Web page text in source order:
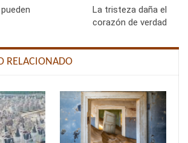
La tristeza daña el
corazón de verdad
RELACIONADO